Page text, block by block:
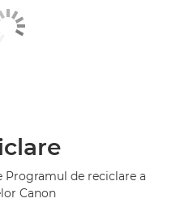
de reciclare a
Canon